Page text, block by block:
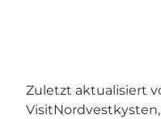
Zuletzt aktualisiert